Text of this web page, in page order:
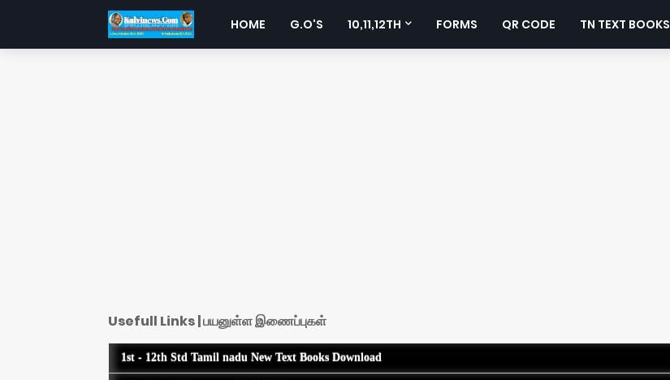
HOME G.O'S 10,11,12TH FORMS QR CODE TN TEXT BOOKS
Usefull Links | பயனுள்ள இணைப்புகள்
1st - 12th Std Tamil nadu New Text Books Download